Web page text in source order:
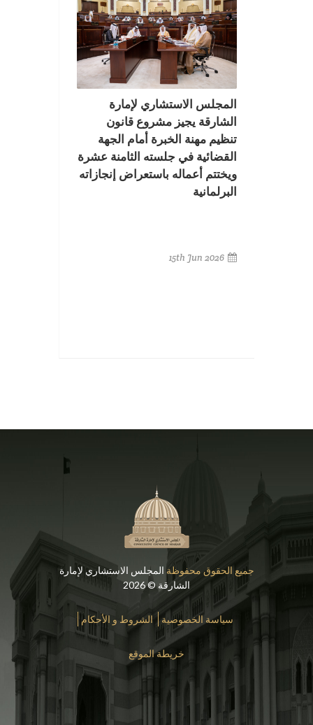
المجلس الاستشاري لإمارة
الشارقة يجيز مشروع قانون
تنظيم مهنة الخبرة أمام الجهة
القضائية في جلسته الثامنة عشرة
ويختتم أعماله باستعراض إنجازاته
البرلمانية
جميع الحقوق محفوظة المجلس الاستشاري لإمارة
الشارقة © 2026
سياسة الخصوصية الشروط و الأحكام
خريطة الموقع